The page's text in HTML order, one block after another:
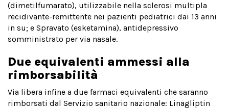
(dimetilfumarato), utilizzabile nella sclerosi multipla
recidivante-remittente nei pazienti pediatrici dai 13 anni
in su; e Spravato (esketamina), antidepressivo
somministrato per via nasale.
Due equivalenti ammessi alla
rimborsabilità
Via libera infine a due farmaci equivalenti che saranno
rimborsati dal Servizio sanitario nazionale: Linagliptin